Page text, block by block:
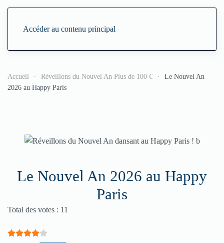
Accéder au contenu principal
Accueil Réveillons du Nouvel An Plus de 100 €
Le Nouvel An
2026 au Happy Paris
Le Nouvel An 2026 au Happy
Paris
Vote utilisateur: 4/
Total des votes : 11